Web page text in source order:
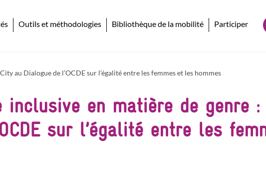
Outils et méthodologies Bibliothèque de la mobilité Participer
au Dialogue de l’OCDE sur l’égalité entre les femmes et les hommes
en matière de genre :
sur l’égalité entre les